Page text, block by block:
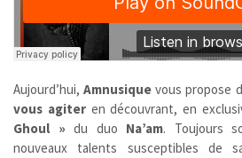
Aujourd’hui,Amnusique vous propose
vous agiteren découvrant, en
Ghoul » du duo Na’am. Toujours
nouveaux talents susceptibles de